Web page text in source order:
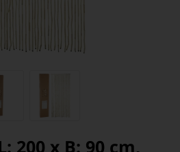
200 x B: 90 cm,